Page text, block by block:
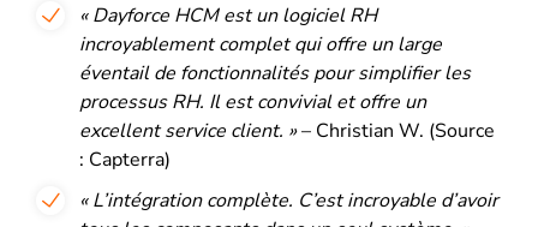
« Dayforce HCM est unlogiciel RH
incroyablement completqui offre un large
éventail de fonctionnalités pour simplifier les
processus RH. Il estconvivial et offre un
excellent service client. »– Christian W. (Source
: Capterra)
« L’intégration complète. C’estincroyable d’avoir